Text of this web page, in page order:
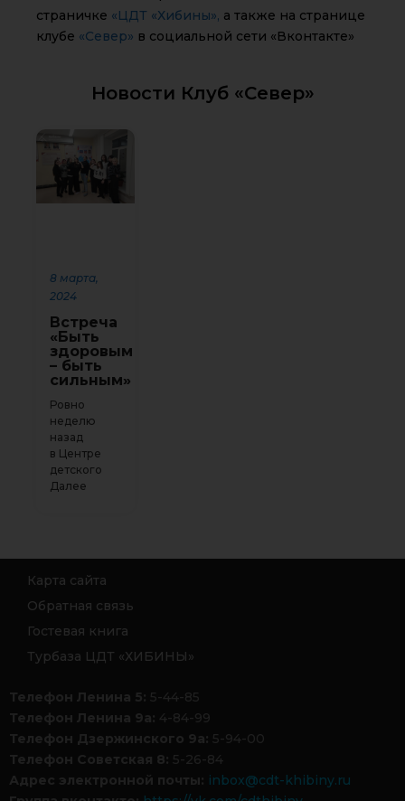
страничке «ЦДТ «Хибины», а также на странице
клубе «Север» в социальной сети «Вконтакте»
Новости Клуб «Север»
8 марта,
2024
Встреча
«Быть
здоровым
– быть
сильным»
Ровно
неделю
назад
в Центре
детского
Далее
Карта сайта
Обратная связь
Гостевая книга
Турбаза ЦДТ «ХИБИНЫ»
Телефон Ленина 5: 5-44-85
Телефон Ленина 9а: 4-84-99
Телефон Дзержинского 9а: 5-94-00
Телефон Советская 8: 5-26-84
Адрес электронной почты: inbox@cdt-khibiny.ru